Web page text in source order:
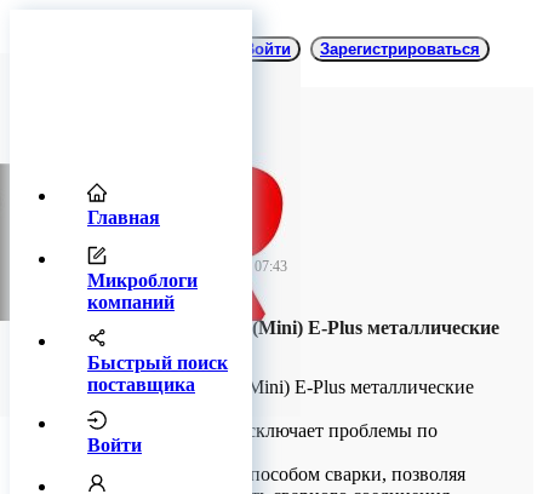
Главная
Микроблоги
компаний
Быстрый поиск
поставщика
Войти
Войти Зарегистрироваться
11 августа 2025 07:43
Shinye (Брекеты) (Mini) E-Plus металлические
Roth .018
Shinye (Брекеты) (Mini) E-Plus металлические
Roth .018
Лазерная сварка исключает проблемы по
сравнению
с традиционным способом сварки, позволяя